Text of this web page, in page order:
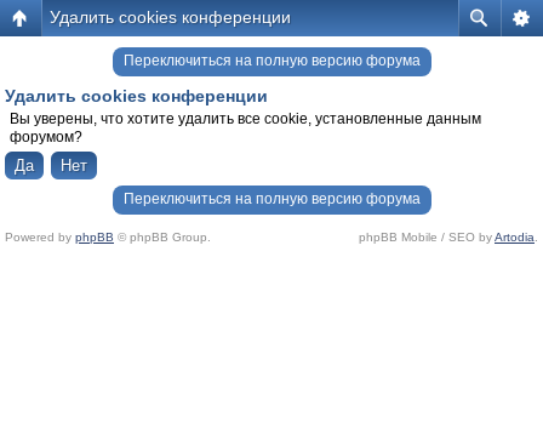
Удалить cookies конференции
Переключиться на полную версию форума
Удалить cookies конференции
Вы уверены, что хотите удалить все cookie, установленные данным
форумом?
Переключиться на полную версию форума
Powered by phpBB © phpBB Group. phpBB Mobile / SEO byArtodia